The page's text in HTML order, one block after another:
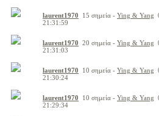
laurent1970 15 σημεία - Ying & Yang
21:31:59
laurent1970 20 σημεία - Ying & Yang
21:31:03
laurent1970 10 σημεία - Ying & Yang
21:30:24
laurent1970 10 σημεία - Ying & Yang
21:29:34